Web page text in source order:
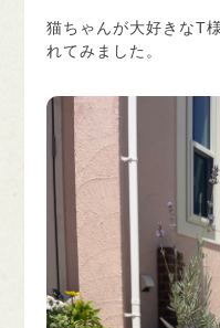
猫ちゃんが大好きなT
れてみました。